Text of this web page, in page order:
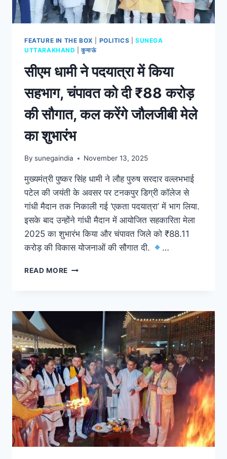
FEATURE IN THE BOX POLITICS |SUNEGA
UTTARAKHAND
|कुमाऊं
सीएम धामी ने पदयात्रा में किया
सहभाग, चंपावत को दी ₹88 करोड़
की सौगात, कल करेंगे जौलजीबी मेले
का शुभारंभ
By sunegaindia November 13, 2025
मुख्यमंत्री पुष्कर सिंह धामी ने लौह पुरुष सरदार वल्लभभाई
पटेल की जयंती के अवसर पर टनकपुर डिग्री कॉलेज से
गांधी मैदान तक निकाली गई ‘एकता पदयात्रा’ में भाग लिया.
इसके बाद उन्होंने गांधी मैदान में आयोजित सहकारिता मेला
2025 का शुभारंभ किया और चंपावत जिले को ₹88.11
करोड़ की विकास योजनाओं की सौगात दी.
…
READ MORE